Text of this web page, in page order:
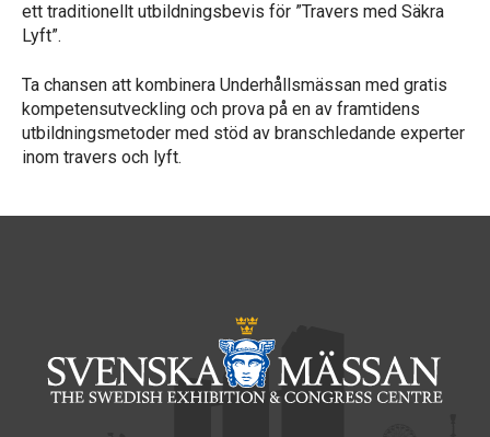
ett traditionellt utbildningsbevis för ”Travers med Säkra
Lyft”.
Ta chansen att kombinera Underhållsmässan med gratis
kompetensutveckling och prova på en av framtidens
utbildningsmetoder med stöd av branschledande experter
inom travers och lyft.